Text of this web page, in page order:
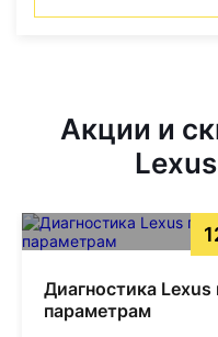
Акции и
Диагностика Lexus
параметрам